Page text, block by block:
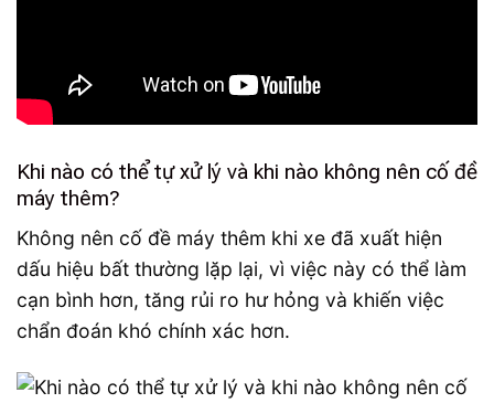
Khi nào có thể tự xử lý và khi nào không nên cố đề
máy thêm?
Không nên cố đề máy thêm khi xe đã xuất hiện
dấu hiệu bất thường lặp lại, vì việc này có thể làm
cạn bình hơn, tăng rủi ro hư hỏng và khiến việc
chẩn đoán khó chính xác hơn.